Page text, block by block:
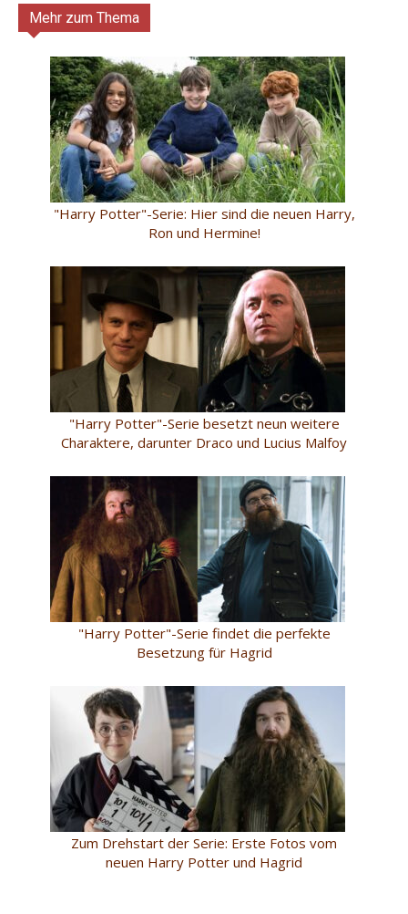
Mehr zum Thema
"Harry Potter"-Serie: Hier sind die neuen Harry,
Ron und Hermine!
"Harry Potter"-Serie besetzt neun weitere
Charaktere, darunter Draco und Lucius Malfoy
"Harry Potter"-Serie findet die perfekte
Besetzung für Hagrid
Zum Drehstart der Serie: Erste Fotos vom
neuen Harry Potter und Hagrid